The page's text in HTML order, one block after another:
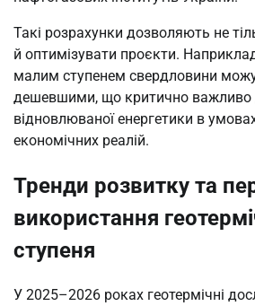
Такі розрахунки дозволяють не
й оптимізувати проєкти.
малим ступенем свердловини
дешевшими, що критично важливо
відновлюваної енергетики в
економічних реалій.
Тренди розвитку та
використання
ступеня
У 2025–2026 роках геотермічні